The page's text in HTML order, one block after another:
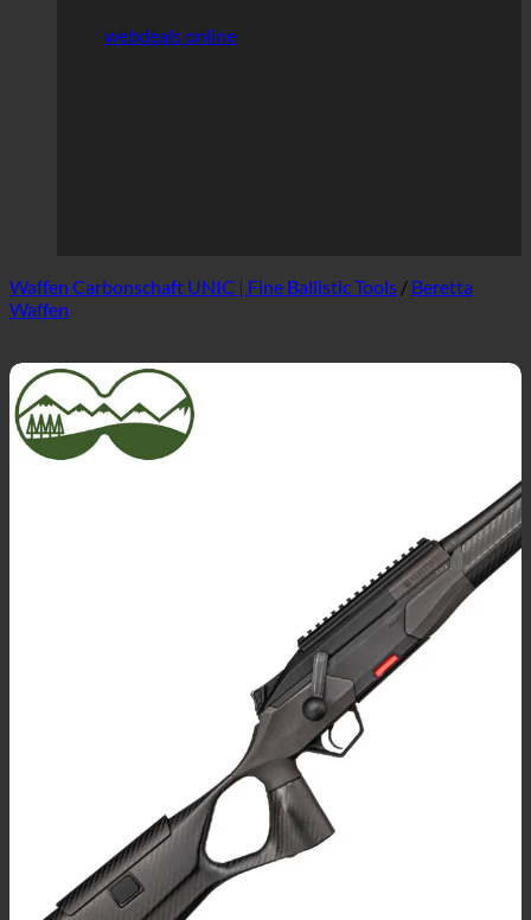
webdeals online
Waffen Carbonschaft UNIC | Fine Ballistic Tools / Beretta
Waffen